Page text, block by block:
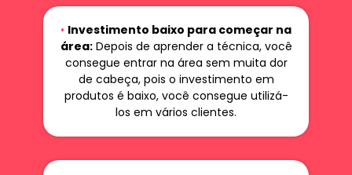
• Investimento baixo para começar na
área:Depois de aprender a técnica, você
consegue entrar na área sem muita dor
de cabeça, pois o investimento em
produtos é baixo, você consegue utilizá-
los em vários clientes.